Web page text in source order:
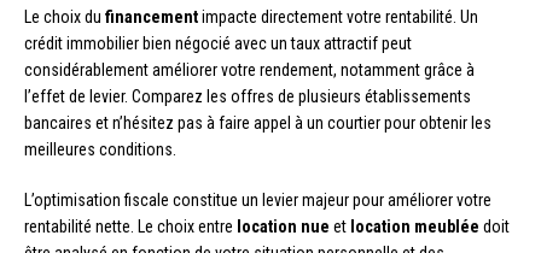
Le choix du financementimpacte directement votre rentabilité. Un
crédit immobilier bien négocié avec un taux attractif peut
considérablement améliorer votre rendement, notamment grâce à
l’effet de levier. Comparez les offres de plusieurs établissements
bancaires et n’hésitez pas à faire appel à un courtier pour obtenir les
meilleures conditions.
L’optimisation fiscale constitue un levier majeur pour améliorer votre
rentabilité nette. Le choix entre location nue et location meublée doit